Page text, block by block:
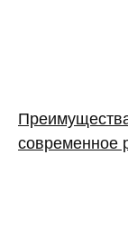
современное